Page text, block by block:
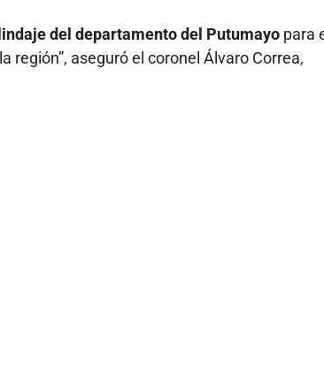
del departamento del Putumayo para
aseguró el coronel Álvaro Correa,